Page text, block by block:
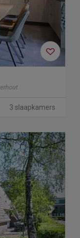
3 slaapkamers
Next